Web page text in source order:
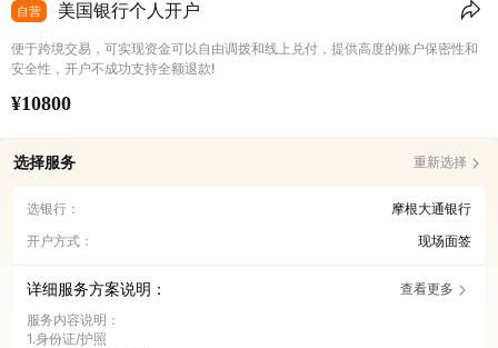
自营 美国银行个人开户
便于跨境交易，可实现资金可以自由调拨和线上兑付，提供高度的账户保密性和
安全性，开户不成功支持全额退款!
¥10800
选择服务 重新选择
选银行：
摩根大通银行
开户方式：
现场面签
详细服务方案说明：
查看更多
服务内容说明：
1.身份证/护照